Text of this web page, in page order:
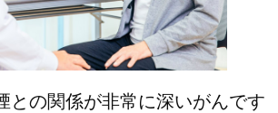
との関係が非常に深いがんです